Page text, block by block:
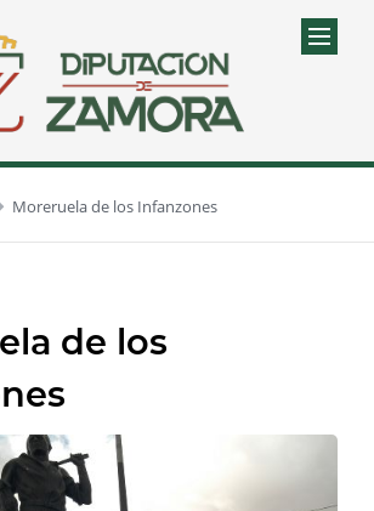
Moreruela de los Infanzones
de los